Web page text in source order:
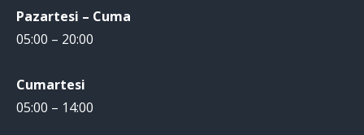
Pazartesi – Cuma
05:00 – 20:00
Cumartesi
05:00 – 14:00